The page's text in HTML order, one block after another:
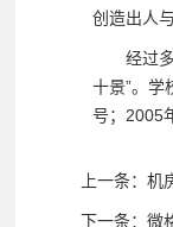
创造出人
经过
十景”。学
号；2005
上一条： 机
下一条： 微